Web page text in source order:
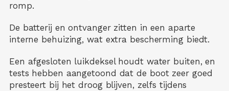
romp.
De batterij en ontvanger zitten in een aparte
interne behuizing, wat extra bescherming biedt.
Een afgesloten luikdeksel houdt water buiten, en
tests hebben aangetoond dat de boot zeer goed
presteert bij het droog blijven, zelfs tijdens